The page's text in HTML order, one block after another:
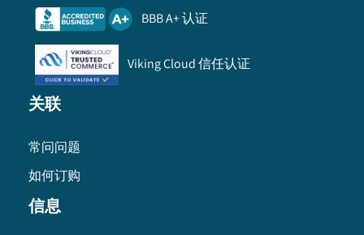
BBB A+ 认证
Viking Cloud 信任认证
关联
常问问题
如何订购
信息